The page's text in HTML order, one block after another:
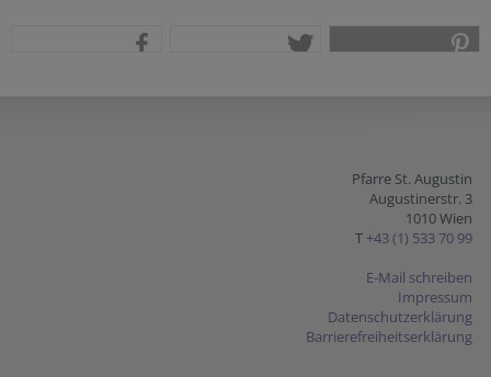
Pfarre St. Augustin
Augustinerstr. 3
1010 Wien
T +43 (1) 533 70 99
E-Mail schreiben
Impressum
Datenschutzerklärung
Barrierefreiheitserklärung